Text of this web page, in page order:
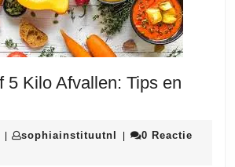
5 Kilo Afvallen: Tips en
21| sophiainstituutnl sophiainstituutnl
| 0 Reactie